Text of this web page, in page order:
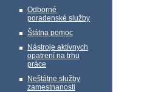
Odborné
poradenské služby
Štátna pomoc
Nástroje aktívnych
opatrení na trhu
práce
Neštátne služby
zamestnanosti